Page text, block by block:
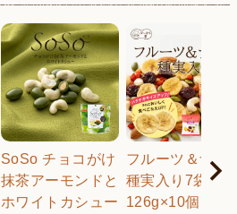
SoSo チョコがけ
抹茶アーモンドと
ホワイトカシュー
フルーツ＆ナッ
種実入り7袋
126g×10個